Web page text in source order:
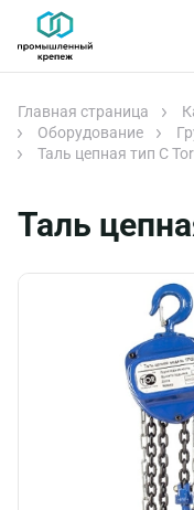
Главная страница
Оборудование
Таль цепная тип C Tor
Таль